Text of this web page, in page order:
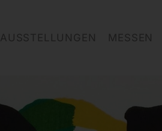
AUSSTELLUNGEN MESSEN